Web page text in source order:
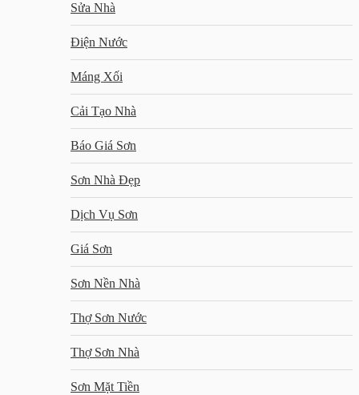
Sửa Nhà
Điện Nước
Máng Xối
Cải Tạo Nhà
Báo Giá Sơn
Sơn Nhà Đẹp
Dịch Vụ Sơn
Giá Sơn
Sơn Nền Nhà
Thợ Sơn Nước
Thợ Sơn Nhà
Sơn Mặt Tiền